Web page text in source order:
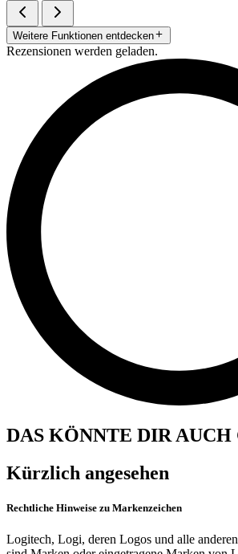
Weitere Funktionen entdecken
Rezensionen werden geladen.
DAS KÖNNTE DIR
Kürzlich angesehen
Rechtliche Hinweise zu Markenzeichen
Logitech, Logi, deren Logos und alle